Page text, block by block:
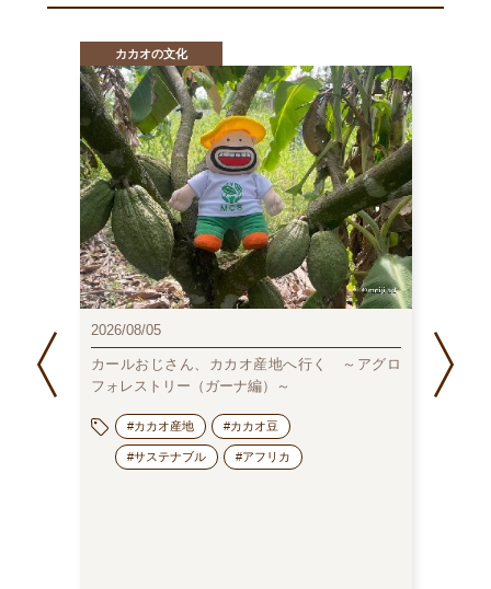
レー
カカオの文化
2026/08/05
カールおじさん、カカオ産地へ行く ～アグロ
フォレストリー（ガーナ編）～
#カカオ産地 #カカオ豆
#サステナブル #アフリカ
は？